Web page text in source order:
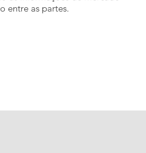
entre as partes.